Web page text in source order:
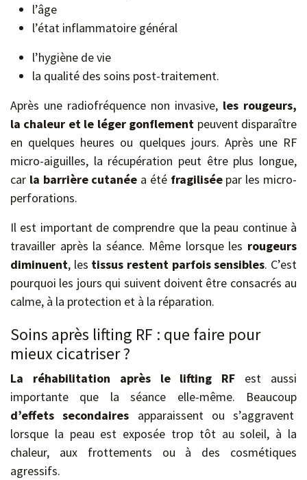
l’âge
l’état inflammatoire général
l’hygiène de vie
la qualité des soins post-traitement.
Après une radiofréquence non invasive, les rougeurs,
la chaleur et le léger gonflement peuvent disparaître
en quelques heures ou quelques jours. Après une RF
micro-aiguilles, la récupération peut être plus longue,
car la barrière cutanée a été fragiliséepar les micro-
perforations.
Il est important de comprendre que la peau continue à
travailler après la séance. Même lorsque les rougeurs
diminuent, les tissus restent parfois sensibles. C’est
pourquoi les jours qui suivent doivent être consacrés au
calme, à la protection et à la réparation.
Soins après lifting RF : que faire pour
mieux cicatriser ?
La réhabilitation après le lifting RF est aussi
importante que la séance elle-même. Beaucoup
d’effets secondaires apparaissent ou s’aggravent
lorsque la peau est exposée trop tôt au soleil, à la
chaleur, aux frottements ou à des cosmétiques
agressifs.